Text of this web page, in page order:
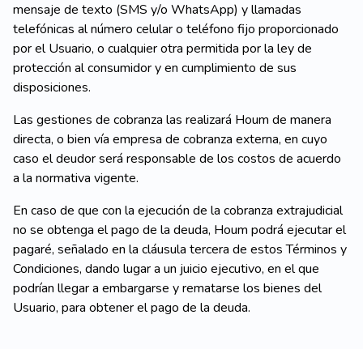
mensaje de texto (SMS y/o WhatsApp) y llamadas
telefónicas al número celular o teléfono fijo proporcionado
por el Usuario, o cualquier otra permitida por la ley de
protección al consumidor y en cumplimiento de sus
disposiciones.
Las gestiones de cobranza las realizará Houm de manera
directa, o bien vía empresa de cobranza externa, en cuyo
caso el deudor será responsable de los costos de acuerdo
a la normativa vigente.
En caso de que con la ejecución de la cobranza extrajudicial
no se obtenga el pago de la deuda, Houm podrá ejecutar el
pagaré, señalado en la cláusula tercera de estos Términos y
Condiciones, dando lugar a un juicio ejecutivo, en el que
podrían llegar a embargarse y rematarse los bienes del
Usuario, para obtener el pago de la deuda.